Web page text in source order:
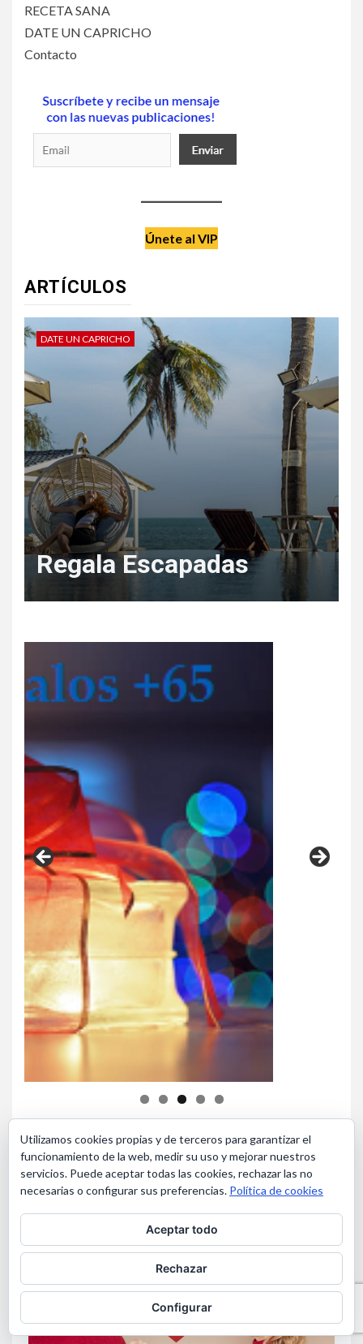
RECETA SANA
DATE UN CAPRICHO
Contacto
Únete al VIP
ARTÍCULOS
DATE UN CAPRICHO
Regala Escapadas
Utilizamos cookies propias y de terceros para garantizar el
funcionamiento de la web, medir su uso y mejorar nuestros
servicios. Puede aceptar todas las cookies, rechazar las no
necesarias o configurar sus preferencias. Política de cookies
Aceptar todo
Rechazar
Configurar